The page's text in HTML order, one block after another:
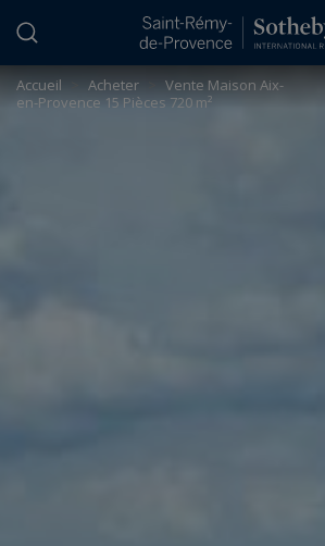
Accueil Acheter
Vente Maison Aix-
en-Provence 15 Pièces 720 m²